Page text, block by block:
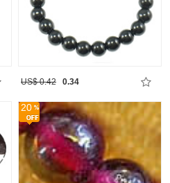
US$ 0.42 0.34
20